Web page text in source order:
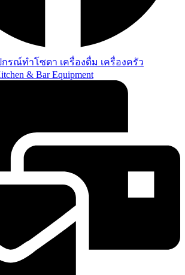
กรณ์ทำโซดา เครื่องดื่ม เครื่องครัว
& Bar Equipment